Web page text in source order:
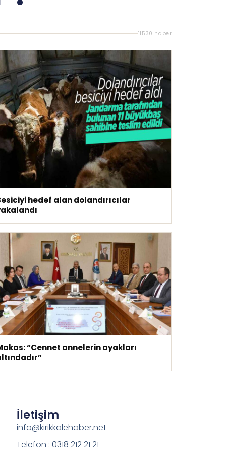
11530 haber
hedef alan dolandırıcılar
“Cennet annelerin ayakları
İletişim
info@kirikkalehaber.net
Telefon : 0318 212 21 21